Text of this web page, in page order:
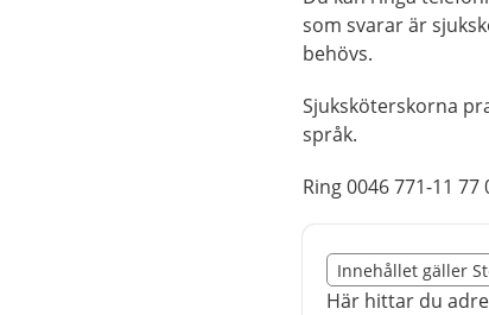
som svarar är
behövs.
Sjuksköterskorna
språk.
Ring 0046 771-11
Nedan innehåll
Innehållet gäller
Här hittar du
Slut på det